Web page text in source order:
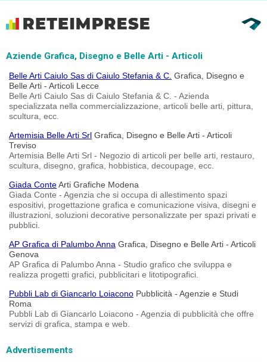
Aziende Grafica, Disegno e Belle Arti - Articoli
Belle Arti Caiulo Sas di Caiulo Stefania & C. Grafica, Disegno e
Belle Arti - Articoli Lecce
Belle Arti Caiulo Sas di Caiulo Stefania & C. - Azienda
specializzata nella commercializzazione, articoli belle arti, pittura,
scultura, ecc.
Artemisia Belle Arti Srl Grafica, Disegno e Belle Arti - Articoli
Treviso
Artemisia Belle Arti Srl - Negozio di articoli per belle arti, restauro,
scultura, disegno, grafica, hobbistica, decoupage, ecc.
Giada ConteArti Grafiche Modena
Giada Conte - Agenzia che si occupa di allestimento spazi
espositivi, progettazione grafica e comunicazione visiva, disegni e
illustrazioni, soluzioni decorative personalizzate per spazi privati e
pubblici.
AP Grafica di Palumbo Anna Grafica, Disegno e Belle Arti - Articoli
Genova
AP Grafica di Palumbo Anna - Studio grafico che sviluppa e
realizza progetti grafici, pubblicitari e litotipografici.
Pubbli Lab di Giancarlo Loiacono Pubblicità - Agenzie e Studi
Roma
Pubbli Lab di Giancarlo Loiacono - Agenzia di pubblicità che offre
servizi di grafica, stampa e web.
Advertisements